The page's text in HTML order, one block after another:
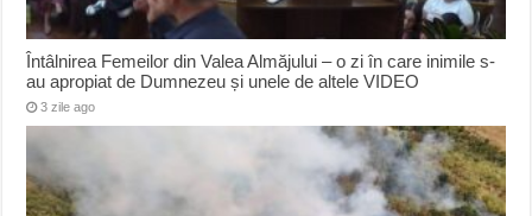
Întâlnirea Femeilor din Valea Almăjului – o zi în care inimile s-
au apropiat de Dumnezeu și unele de altele VIDEO
3 zile ago